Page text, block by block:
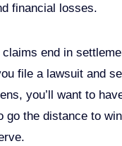
financial losses.
end in
file a lawsuit and
you’ll want to
go the distance to